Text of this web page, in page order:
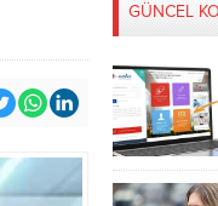
GÜNCEL